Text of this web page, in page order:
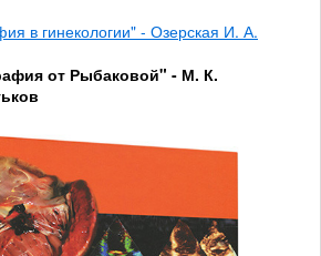
в гинекологии" - Озерская И. А.
от Рыбаковой" - М. К.